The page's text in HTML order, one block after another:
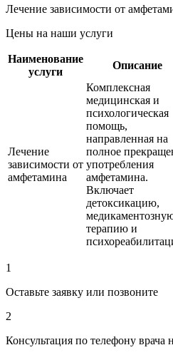
Лечение зависимости от
Цены на наши услуги
Наименование
услуги
Описание
Лечение
зависимости от
амфетамина
Комплексная
медицинская и
психологическая
помощь,
направленная на
полное
употребления
амфетамина.
Включает
детоксикацию,
терапию и
1
Оставьте заявку или позвоните
2
Консультация по телефону врача